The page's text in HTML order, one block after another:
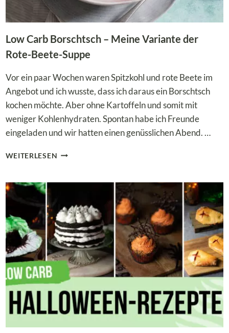
Low Carb Borschtsch – Meine Variante der
Rote-Beete-Suppe
Vor ein paar Wochen waren Spitzkohl und rote Beete im
Angebot und ich wusste, dass ich daraus ein Borschtsch
kochen möchte. Aber ohne Kartoffeln und somit mit
weniger Kohlenhydraten. Spontan habe ich Freunde
eingeladen und wir hatten einen genüsslichen Abend. …
WEITERLESEN LOW
–
VARIANTE
DER
ROTE-
BEETE-
SUPPE